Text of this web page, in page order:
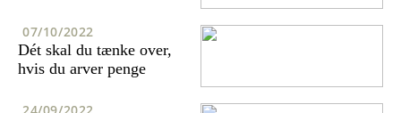
07/10/2022
Dét skal du tænke over,
hvis du arver penge